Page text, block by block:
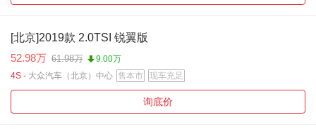
[北京]2019款 2.0TSI 锐翼版
52.98万 61.98万
9.00万
4S - 大众汽车（北京）中心 售本市 现车充足
询底价